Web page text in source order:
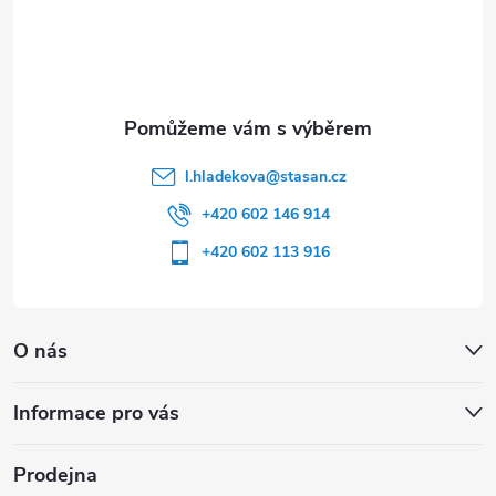
O nás
Informace pro vás
l.hladekova@stasan.cz
+420 602 146 914
+420 602 113 916
Prodejna